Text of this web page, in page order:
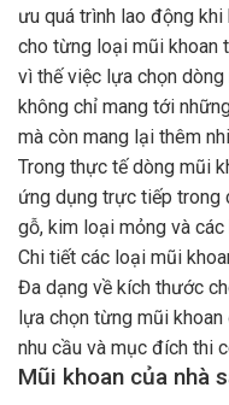
ưu quá trình lao động
cho từng loại mũi khoan
vì thế việc lựa chọn dòng
không chỉ mang tới
mà còn mang lại thêm
Trong thực tế dòng mũi
ứng dụng trực tiếp trong
gỗ, kim loại mỏng và
Chi tiết các loại mũi
Đa dạng về kích thước
lựa chọn từng mũi
nhu cầu và mục đích thi
Mũi khoan của nhà